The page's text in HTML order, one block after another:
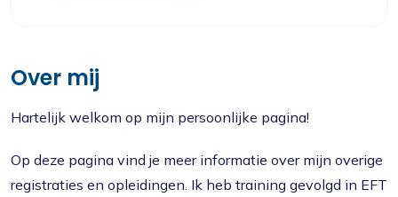
Over mij
Hartelijk welkom op mijn persoonlijke pagina!
Op deze pagina vind je meer informatie over mijn overige
registraties en opleidingen. Ik heb training gevolgd in EFT